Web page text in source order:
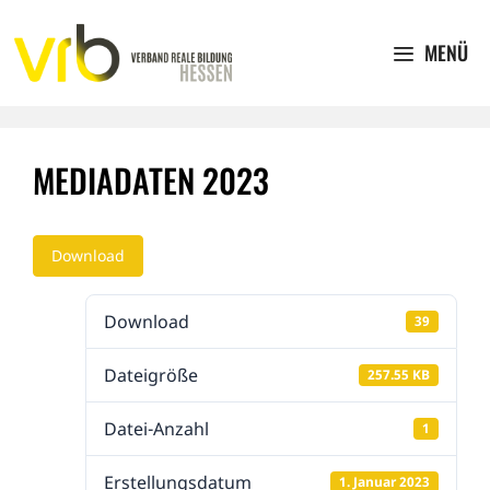
Inhalt
springen
MENÜ
MEDIADATEN 2023
Download
Download 39
Dateigröße 257.55 KB
Datei-Anzahl 1
Erstellungsdatum 1. Januar 2023